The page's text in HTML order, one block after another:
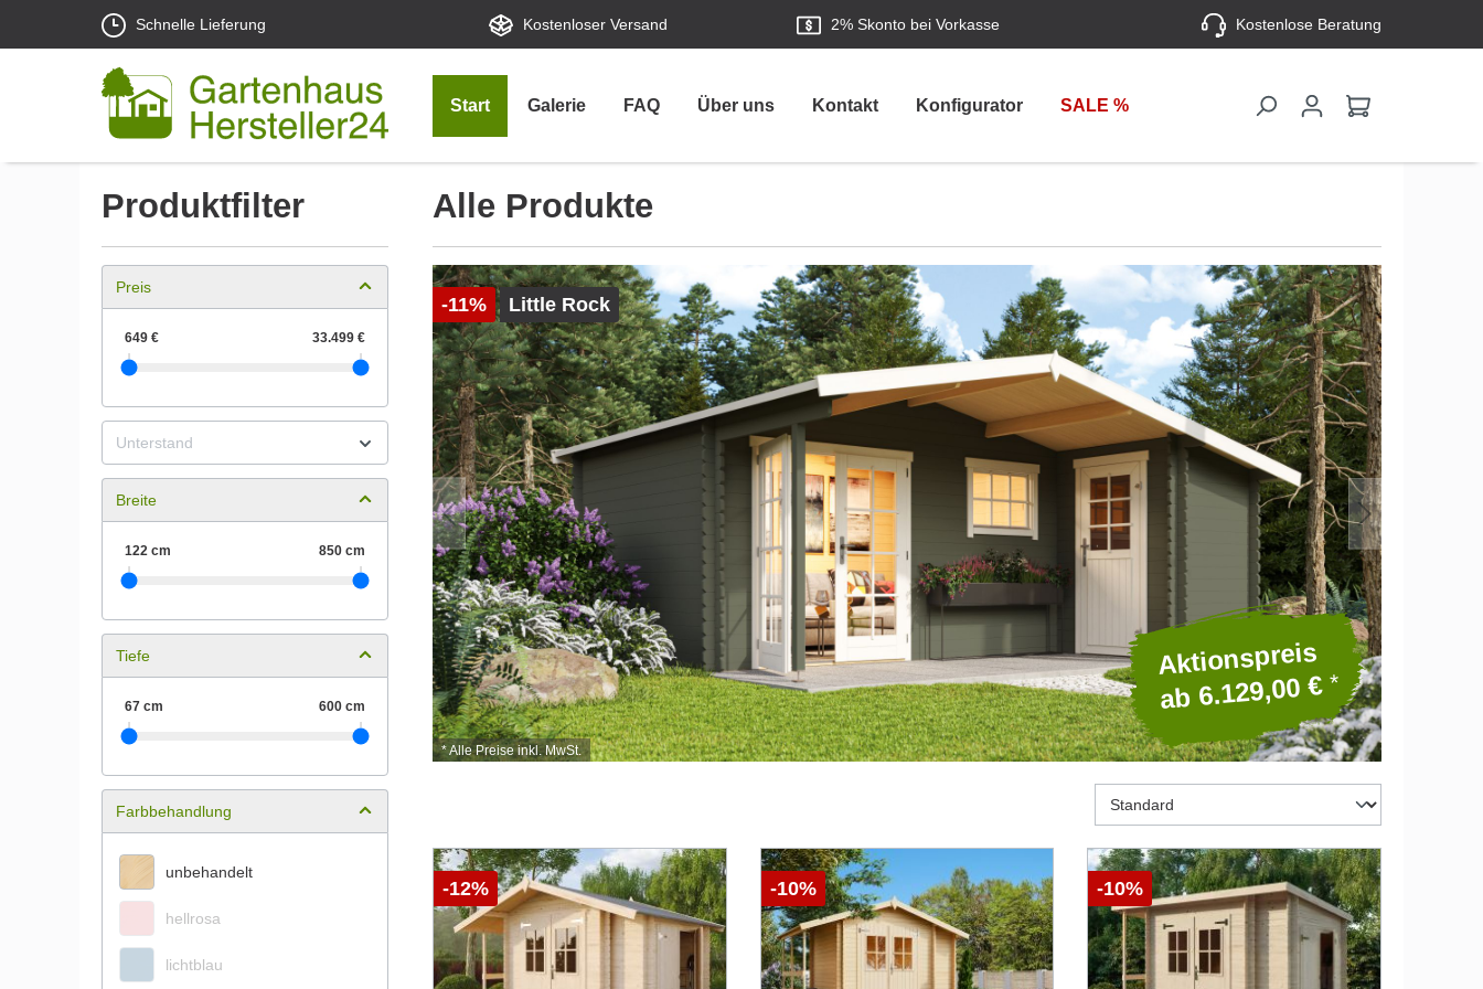
Schnelle Lieferung Kostenloser Versand 2% Skonto bei Vorkasse Kostenlose Beratung
Start Galerie FAQ Über uns Kontakt Konfigurator SALE %
Produktfilter
Preis
Unterstand
Breite
Tiefe
Farbbehandlung
unbehandelt
hellrosa
lichtblau
Alle Produkte
ab 1.499,00 €*
-11% Little Rock
Aktionspreis
ab 6.129,00 €*
* Alle Preise inkl. MwSt.
-12% -10% -10%